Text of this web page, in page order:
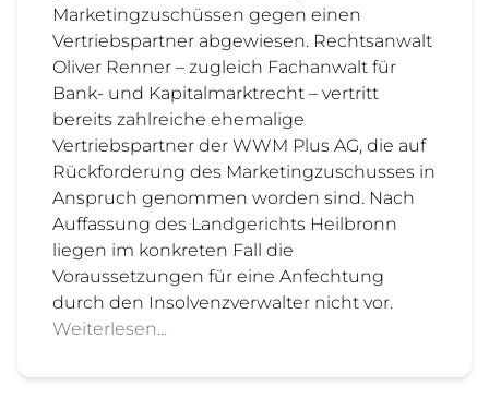
Marketingzuschüssen gegen einen
Vertriebspartner abgewiesen. Rechtsanwalt
Oliver Renner – zugleich Fachanwalt für
Bank- und Kapitalmarktrecht – vertritt
bereits zahlreiche ehemalige
Vertriebspartner der WWM Plus AG, die auf
Rückforderung des Marketingzuschusses in
Anspruch genommen worden sind. Nach
Auffassung des Landgerichts Heilbronn
liegen im konkreten Fall die
Voraussetzungen für eine Anfechtung
durch den Insolvenzverwalter nicht vor.
Weiterlesen...